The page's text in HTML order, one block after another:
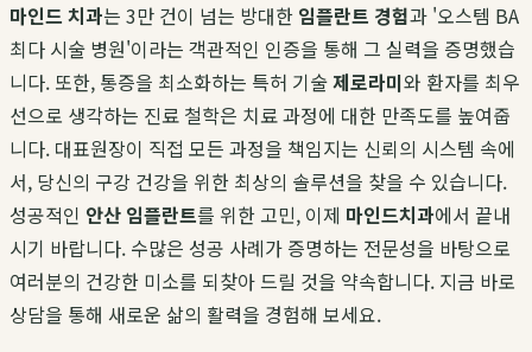
마인드 치과는 3만 건이 넘는 방대한 임플란트 경험과 '오스템 BA
최다 시술 병원'이라는 객관적인 인증을 통해 그 실력을 증명했습
니다. 또한, 통증을 최소화하는 특허 기술제로라미와 환자를 최우
선으로 생각하는 진료 철학은 치료 과정에 대한 만족도를 높여줍
니다. 대표원장이 직접 모든 과정을 책임지는 신뢰의 시스템 속에
서, 당신의 구강 건강을 위한 최상의 솔루션을 찾을 수 있습니다.
성공적인 안산 임플란트를 위한 고민, 이제 마인드치과에서 끝내
시기 바랍니다. 수많은 성공 사례가 증명하는 전문성을 바탕으로
여러분의 건강한 미소를 되찾아 드릴 것을 약속합니다. 지금 바로
상담을 통해 새로운 삶의 활력을 경험해 보세요.